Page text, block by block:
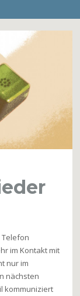
im Kontakt mit
nur im
nächsten
kommuniziert